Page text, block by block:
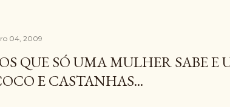
04, 2009
QUE SÓ UMA MULHER SABE E
E CASTANHAS...